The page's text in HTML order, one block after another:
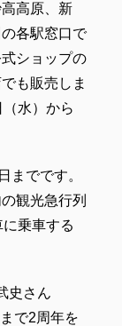
高原、新
各駅窓口で
ショップの
も販売しま
水）から
までです。
観光急行列
乗車する
史さん
で2周年を